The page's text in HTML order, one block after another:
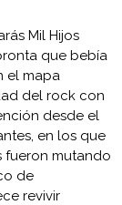
Mil Hijos
que bebía
el mapa
del rock con
desde el
en los que
fueron mutando
de
revivir